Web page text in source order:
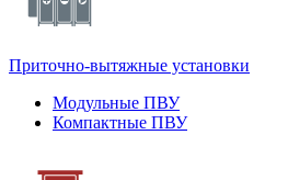
Приточно-вытяжные установки
Модульные ПВУ
Компактные ПВУ